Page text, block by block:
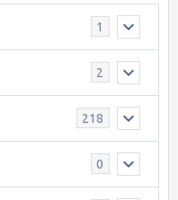
1
2
218
0